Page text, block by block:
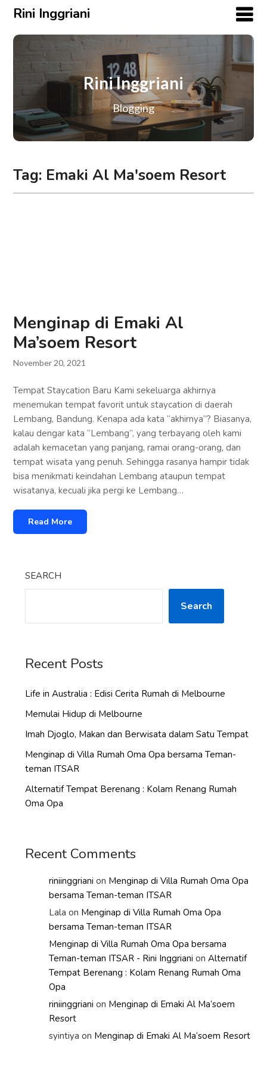
Rini Inggriani
Rini Inggriani
Blogging
Tag: Emaki Al Ma'soem Resort
Menginap di Emaki Al
Ma’soem Resort
November 20, 2021
Tempat Staycation Baru Kami sekeluarga akhirnya
menemukan tempat favorit untuk staycation di daerah
Lembang, Bandung. Kenapa ada kata “akhirnya”? Biasanya,
kalau dengar kata “Lembang”, yang terbayang oleh kami
adalah kemacetan yang panjang, ramai orang-orang, dan
tempat wisata yang penuh. Sehingga rasanya hampir tidak
bisa menikmati keindahan Lembang ataupun tempat
wisatanya, kecuali jika pergi ke Lembang…
Read More
SEARCH
Search
Recent Posts
Life in Australia : Edisi Cerita Rumah di Melbourne
Memulai Hidup di Melbourne
Imah Djoglo, Makan dan Berwisata dalam Satu Tempat
Menginap di Villa Rumah Oma Opa bersama Teman-
teman ITSAR
Alternatif Tempat Berenang : Kolam Renang Rumah
Oma Opa
Recent Comments
riniinggriani on Menginap di Villa Rumah Oma Opa
bersama Teman-teman ITSAR
Lala on Menginap di Villa Rumah Oma Opa
bersama Teman-teman ITSAR
Menginap di Villa Rumah Oma Opa bersama
Teman-teman ITSAR - Rini Inggriani onAlternatif
Tempat Berenang : Kolam Renang Rumah Oma
Opa
riniinggriani on Menginap di Emaki Al Ma’soem
Resort
syintiya on Menginap di Emaki Al Ma’soem Resort